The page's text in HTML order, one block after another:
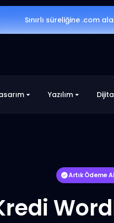
Sınırlı süreliğine .com
Yazılım
Artık Ödeme